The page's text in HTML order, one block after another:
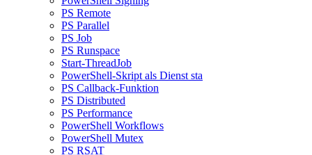
PS Remote
PS Parallel
PS Job
PS Runspace
Start-ThreadJob
PowerShell-Skript als Dienst sta
PS Callback-Funktion
PS Distributed
PS Performance
PowerShell Workflows
PowerShell Mutex
PS RSAT